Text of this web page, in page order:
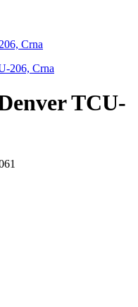
Crna
TCU-